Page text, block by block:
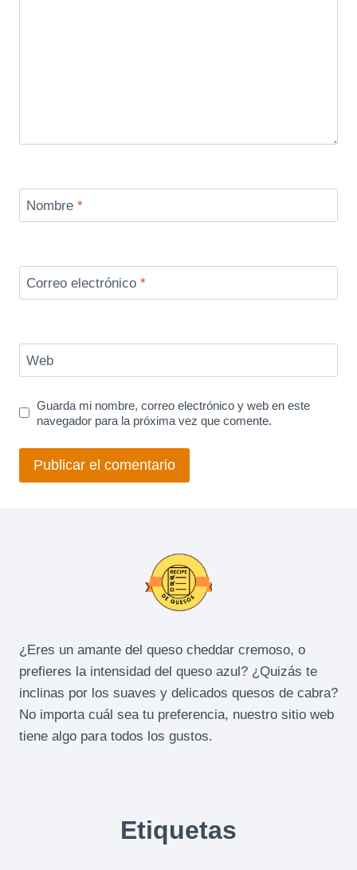
Nombre *
Correo electrónico *
Web
Guarda mi nombre, correo electrónico y web en este
navegador para la próxima vez que comente.
¿Eres un amante del queso cheddar cremoso, o
prefieres la intensidad del queso azul? ¿Quizás te
inclinas por los suaves y delicados quesos de cabra?
No importa cuál sea tu preferencia, nuestro sitio web
tiene algo para todos los gustos.
Etiquetas